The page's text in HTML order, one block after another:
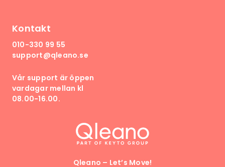
Kontakt
010-330 99 55
support@qleano.se
Vår support är öppen
vardagar mellan kl
08.00-16.00.
Qleano – Let’s Move!